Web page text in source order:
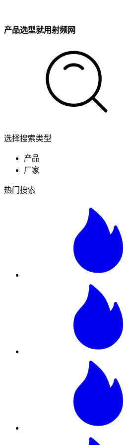
产品选型就用射频网
选择搜索类型
产品
厂家
热门搜索